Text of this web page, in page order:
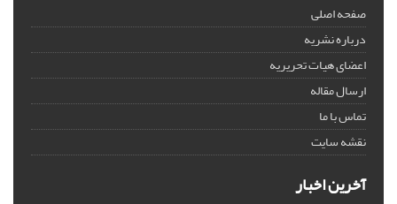
صفحه اصلی
درباره نشریه
اعضای هیات تحریریه
ارسال مقاله
تماس با ما
نقشه سایت
آخرین اخبار